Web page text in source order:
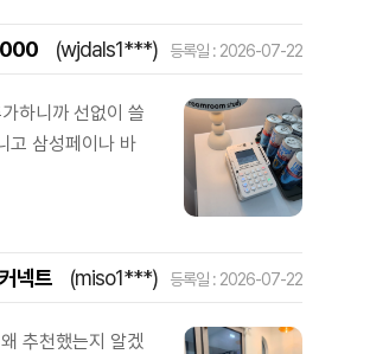
(wjdals1***) 등록일 : 2026-07-22
하니까 선없이 쓸
고 삼성페이나 바
넥트 (miso1***) 등록일 : 2026-07-22
추천했는지 알겠